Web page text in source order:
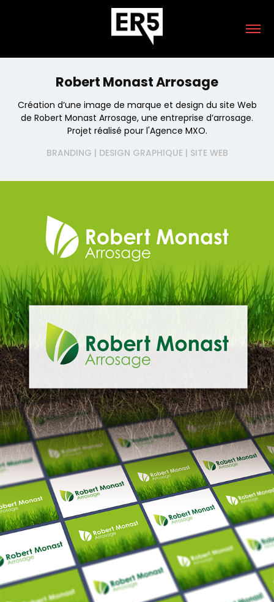
Robert Monast Arrosage
Création d’une image de marque et design du site Web
de Robert Monast Arrosage, une entreprise d’arrosage.
Projet réalisé pour l'Agence MXO.
BRANDING | DESIGN GRAPHIQUE | SITE WEB